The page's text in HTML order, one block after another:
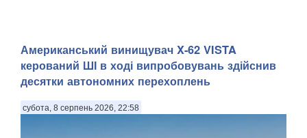
Американський винищувач X-62 VISTA
керований ШІ в ході випробовувань здійснив
десятки автономних перехоплень
субота, 8 серпень 2026, 22:58